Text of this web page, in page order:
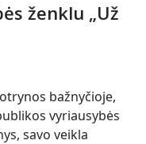
ženklu „Už
bažnyčioje,
vyriausybės
savo veikla